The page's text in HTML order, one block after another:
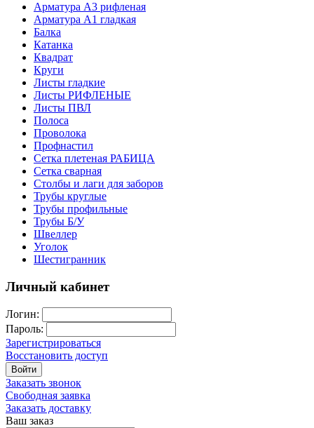
Арматура А3 рифленая
Арматура А1 гладкая
Балка
Катанка
Квадрат
Круги
Листы гладкие
Листы РИФЛЕНЫЕ
Листы ПВЛ
Полоса
Проволока
Профнастил
Сетка плетеная РАБИЦА
Сетка сварная
Столбы и лаги для заборов
Трубы круглые
Трубы профильные
Трубы Б/У
Швеллер
Уголок
Шестигранник
Личный кабинет
Логин:
Пароль:
Зарегистрироваться
Восстановить доступ
Войти
Заказать звонок
Свободная заявка
Заказать доставку
Ваш заказ